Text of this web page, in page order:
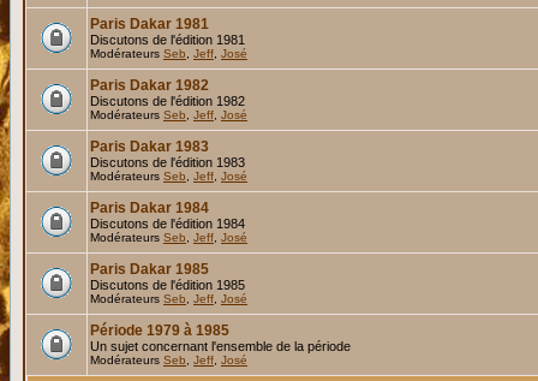
Paris Dakar 1981
Discutons de l'édition 1981
Modérateurs Seb Jeff José
Paris Dakar 1982
Discutons de l'édition 1982
Modérateurs Seb Jeff José
Paris Dakar 1983
Discutons de l'édition 1983
Modérateurs Seb Jeff José
Paris Dakar 1984
Discutons de l'édition 1984
Modérateurs Seb Jeff José
Paris Dakar 1985
Discutons de l'édition 1985
Modérateurs Seb Jeff José
Période 1979 à 1985
Un sujet concernant l'ensemble de la période
Modérateurs Seb Jeff José